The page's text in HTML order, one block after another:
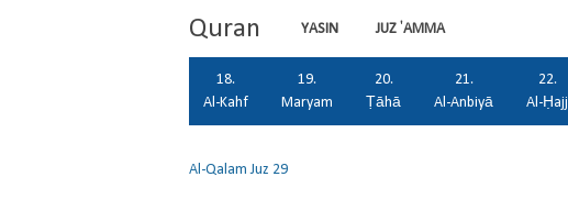
Quran YASIN
JUZ 'AMMA
18.
Al-Kahf
19.
Maryam
20.
Ṭāhā
21.
Al-Anbiyā
22.
Al-Ḥajj
Al-QalamJuz 29